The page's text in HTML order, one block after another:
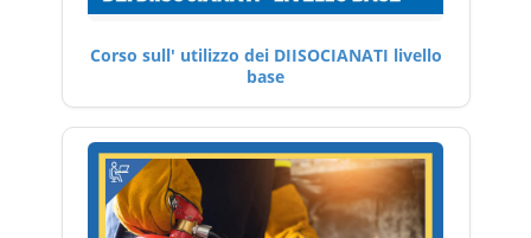
Corso sull' utilizzo dei DIISOCIANATI livello
base